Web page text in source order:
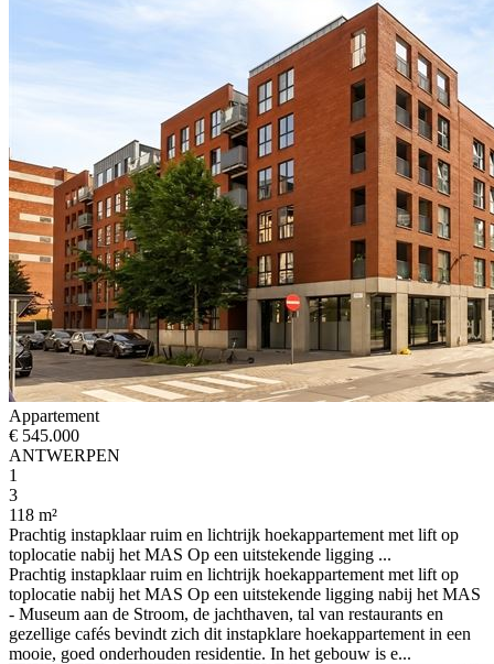
Appartement
€ 545.000
ANTWERPEN
1
3
118 m²
Prachtig instapklaar ruim en lichtrijk hoekappartement met lift op
toplocatie nabij het MAS Op een uitstekende ligging ...
Prachtig instapklaar ruim en lichtrijk hoekappartement met lift op
toplocatie nabij het MAS Op een uitstekende ligging nabij het MAS
- Museum aan de Stroom, de jachthaven, tal van restaurants en
gezellige cafés bevindt zich dit instapklare hoekappartement in een
mooie, goed onderhouden residentie. In het gebouw is e...